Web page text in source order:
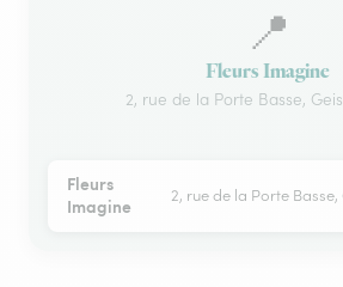
📍
Fleurs Imagine
2, rue de la Porte Basse,
Fleurs
Imagine
2, rue de la Porte